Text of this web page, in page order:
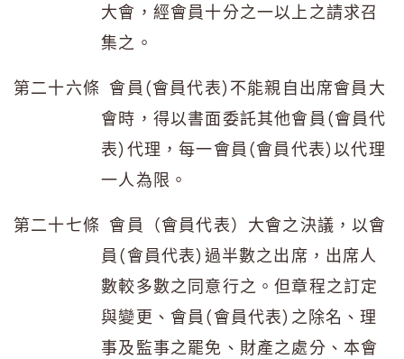
大會，經會員十分之一以上之請求召
集之。
第二十六條 會員(會員代表)不能親自出席會員大
會時，得以書面委託其他會員(會員代
表)代理，每一會員(會員代表)以代理
一人為限。
第二十七條 會員（會員代表）大會之決議，以會
員(會員代表)過半數之出席，出席人
數較多數之同意行之。但章程之訂定
與變更、會員(會員代表)之除名、理
事及監事之罷免、財產之處分、本會